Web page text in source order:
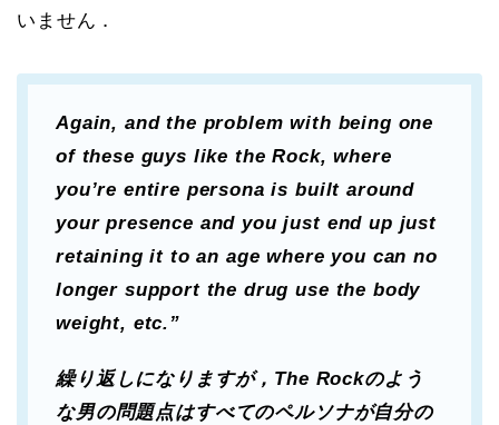
いません．
Again, and the problem with being one
of these guys like the Rock, where
you’re entire persona is built around
your presence and you just end up just
retaining it to an age where you can no
longer support the drug use the body
weight, etc.”
繰り返しになりますが，The Rockのよう
な男の問題点はすべてのペルソナが自分の